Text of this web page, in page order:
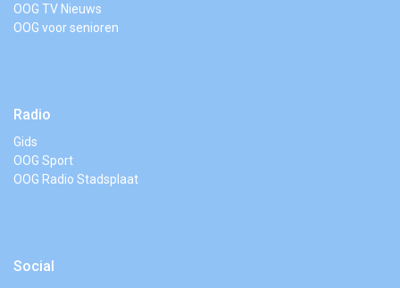
OOG TV Nieuws
OOG voor senioren
Radio
Gids
OOG Sport
OOG Radio Stadsplaat
Social